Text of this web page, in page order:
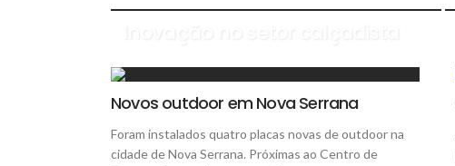
Novos outdoor em Nova Serrana
Foram instalados quatro placas novas de outdoor na
cidade de Nova Serrana. Próximas ao Centro de